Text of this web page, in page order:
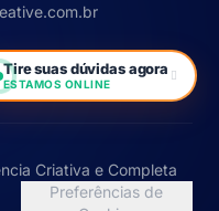
Criativa e Completa
Preferências de
Tire suas dúvidas agora
ESTAMOS ONLINE